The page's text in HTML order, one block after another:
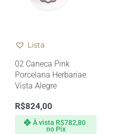
Lista
02 Caneca Pink
Porcelana Herbariae
Vista Alegre
R$824,00
À vista R$782,80
no Pix